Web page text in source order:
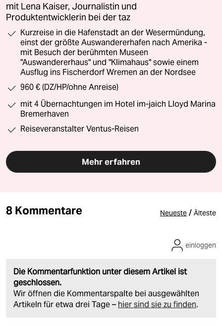
mit Lena Kaiser, Journalistin und
Produktentwicklerin bei der taz
Kurzreise in die Hafenstadt an der Wesermündung,
einst der größte Auswandererhafen nach Amerika -
mit Besuch der berühmten Museen
"Auswandererhaus" und "Klimahaus" sowie einem
Ausflug ins Fischerdorf Wremen an der Nordsee
960 € (DZ/HP/ohne Anreise)
mit 4 Übernachtungen im Hotel im-jaich Lloyd Marina
Bremerhaven
Reiseveranstalter Ventus-Reisen
Mehr erfahren
8 Kommentare Neueste / Älteste
Die Kommentarfunktion unter diesem Artikel ist
geschlossen.
Wir öffnen die Kommentarspalte bei ausgewählten
Artikeln für etwa drei Tage – hier sind sie zu finden.
einloggen